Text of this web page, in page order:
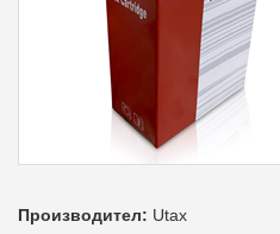
Производител: Utax